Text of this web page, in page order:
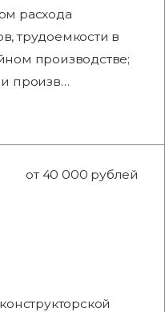
расхода
трудоемкости в
производстве;
произв…
от 40 000 рублей